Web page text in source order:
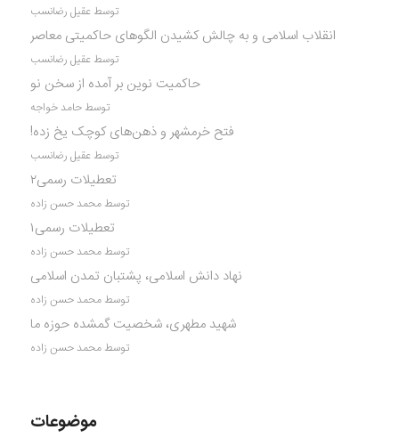
توسط عقیل رضانسب
انقلاب اسلامی و به چالش کشیدن الگوهای حاکمیتی معاصر
توسط عقیل رضانسب
حاکمیت نوین بر آمده از سخن نو
توسط حامد خواجه
فتح خرمشهر و ذهن‌های کوچک یخ زده!
توسط عقیل رضانسب
تعطیلات رسمی۲
توسط محمد حسن زاده
تعطیلات رسمی۱
توسط محمد حسن زاده
نهاد دانش اسلامی، پشتبان تمدن اسلامی
توسط محمد حسن زاده
شهید مطهری، شخصیت گمشده حوزه ما
توسط محمد حسن زاده
موضوعات